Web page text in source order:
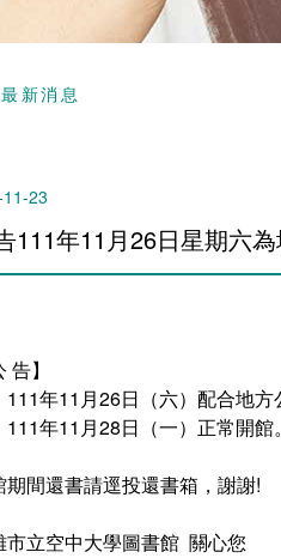
最新消息
23
111年11月26日星期六
告】
111年11月26日（六）配合地方
111年11月28日（一）正常開館。
期間還書請逕投還書箱，謝謝!
市立空中大學圖書館 關心您